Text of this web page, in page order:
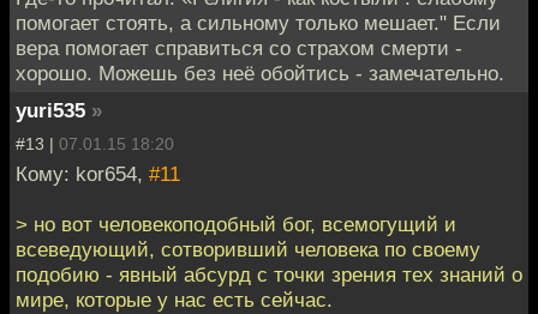
помогает стоять, а сильному только мешает." Если
вера помогает справиться со страхом смерти -
хорошо. Можешь без неё обойтись - замечательно.
yuri535 »
#13 | 07.01.15 18:20
Кому: kor654, #11
> но вот человекоподобный бог, всемогущий и
всеведующий, сотворивший человека по своему
подобию - явный абсурд с точки зрения тех знаний о
мире, которые у нас есть сейчас.